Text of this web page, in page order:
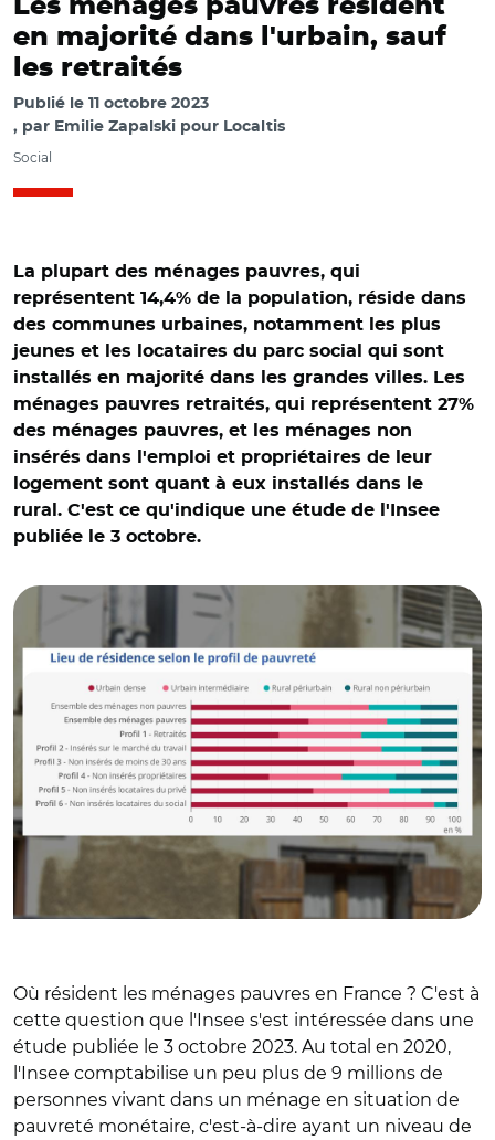
Les ménages pauvres résident
en majorité dans l'urbain, sauf
les retraités
Publié le 11 octobre 2023
par Emilie Zapalski pour Localtis
Social
La plupart des ménages pauvres, qui
représentent 14,4% de la population, réside dans
des communes urbaines, notamment les plus
jeunes et les locataires du parc social qui sont
installés en majorité dans les grandes villes. Les
ménages pauvres retraités, qui représentent 27%
des ménages pauvres, et les ménages non
insérés dans l'emploi et propriétaires de leur
logement sont quant à eux installés dans le
rural. C'est ce qu'indique une étude de l'Insee
publiée le 3 octobre.
Où résident les ménages pauvres en France ? C'est à
cette question que l'Insee s'est intéressée dans une
étude publiée le 3 octobre 2023. Au total en 2020,
l'Insee comptabilise un peu plus de 9 millions de
personnes vivant dans un ménage en situation de
pauvreté monétaire, c'est-à-dire ayant un niveau de